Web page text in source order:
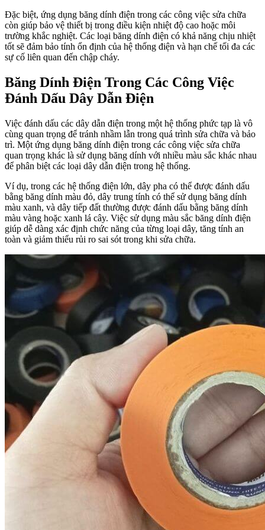
Đặc biệt, ứng dụng băng dính điện trong các công việc sửa chữa
còn giúp bảo vệ thiết bị trong điều kiện nhiệt độ cao hoặc môi
trường khắc nghiệt. Các loại băng dính điện có khả năng chịu nhiệt
tốt sẽ đảm bảo tính ổn định của hệ thống điện và hạn chế tối đa các
sự cố liên quan đến chập cháy.
Băng Dính Điện Trong Các Công Việc
Đánh Dấu Dây Dẫn Điện
Việc đánh dấu các dây dẫn điện trong một hệ thống phức tạp là vô
cùng quan trọng để tránh nhầm lẫn trong quá trình sửa chữa và bảo
trì. Một ứng dụng băng dính điện trong các công việc sửa chữa
quan trọng khác là sử dụng băng dính với nhiều màu sắc khác nhau
để phân biệt các loại dây dẫn điện trong hệ thống.
Ví dụ, trong các hệ thống điện lớn, dây pha có thể được đánh dấu
bằng băng dính màu đỏ, dây trung tính có thể sử dụng băng dính
màu xanh, và dây tiếp đất thường được đánh dấu bằng băng dính
màu vàng hoặc xanh lá cây. Việc sử dụng màu sắc băng dính điện
giúp dễ dàng xác định chức năng của từng loại dây, tăng tính an
toàn và giảm thiểu rủi ro sai sót trong khi sửa chữa.